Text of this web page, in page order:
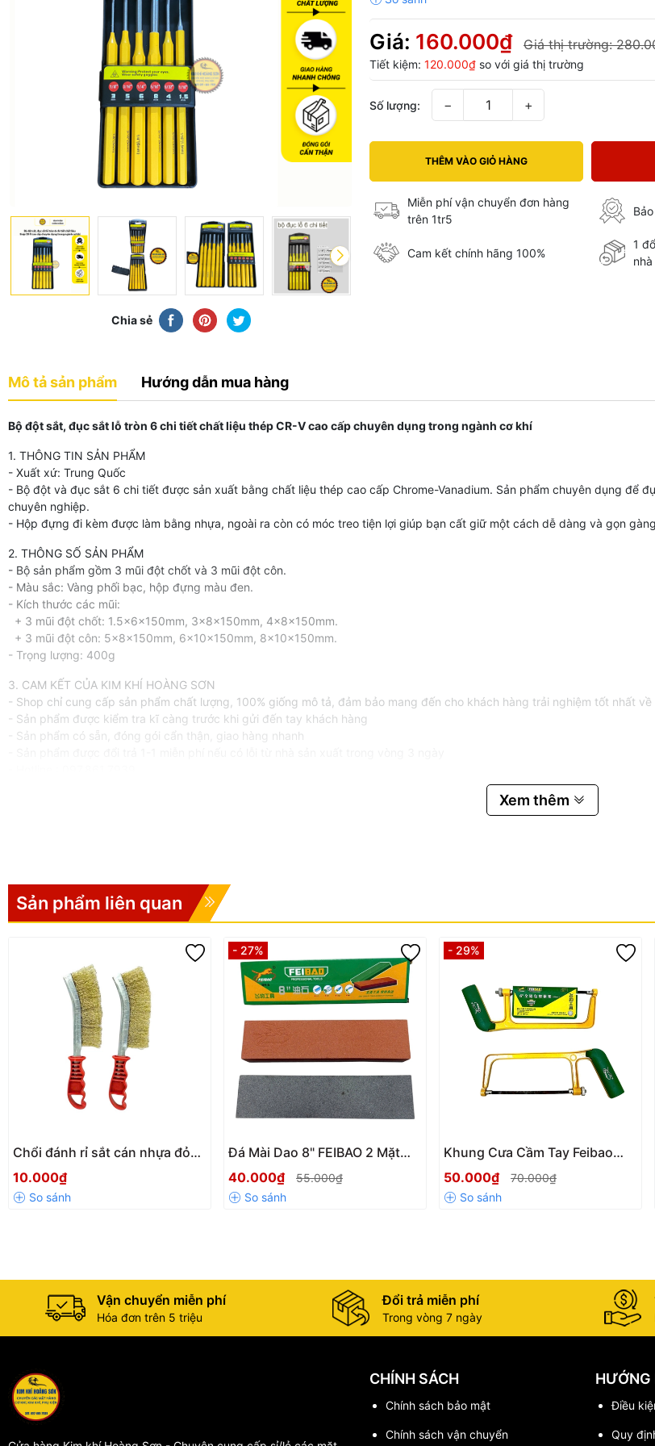
Chia sẻ
Giá: 160.000₫ Giá thị trường:
Tiết kiệm: 120.000₫ so với giá thị trường
Số lượng: − +
THÊM VÀO GIỎ HÀNG
Miễn phí vận chuyển đơn hàng
trên 1tr5
Cam kết chính hãng 100%
1
Mô tả sản phẩm Hướng dẫn mua hàng
Bộ đột sắt, đục sắt lỗ tròn 6 chi tiết chất liệu thép CR-V cao cấp chuyên dụng trong ngành cơ khí
1. THÔNG TIN SẢN PHẨM
- Xuất xứ: Trung Quốc
- Bộ đột và đục sắt 6 chi tiết được sản xuất bằng chất liệu thép cao cấp Chrome-Vanadium. Sản phẩm chuyên dụng để
chuyên nghiệp.
- Hộp đựng đi kèm được làm bằng nhựa, ngoài ra còn có móc treo tiện lợi giúp bạn cất giữ một cách dễ dàng và gọn
2. THÔNG SỐ SẢN PHẨM
- Bộ sản phẩm gồm 3 mũi đột chốt và 3 mũi đột côn.
- Màu sắc: Vàng phối bạc, hộp đựng màu đen.
- Kích thước các mũi:
+ 3 mũi đột chốt: 1.5x6x150mm, 3x8x150mm, 4x8x150mm.
+ 3 mũi đột côn: 5x8x150mm, 6x10x150mm, 8x10x150mm.
- Trọng lượng: 400g
3. CAM KẾT CỦA KIM KHÍ HOÀNG SƠN
- Shop chỉ cung cấp sản phẩm chất lượng, 100% giống mô tả, đảm bảo mang đến cho khách hàng trải nghiệm tốt nhất
- Sản phẩm được kiểm tra kĩ càng trước khi gửi đến tay khách hàng
- Sản phẩm có sẵn, đóng gói cẩn thận, giao hàng nhanh
KHÔNG BẢO HÀNH, ĐỔI TRẢ đối với các trường hợp bị rơi vỡ, nứt gãy... và các nguyên nhân khách quan do người dùng
Xem thêm
Sản phẩm liên quan
Chổi đánh rỉ sắt cán nhựa đỏ
chiều dài 225mm, bàn chải
đồng chà cọ rỉ sét cầm tay
chắc chắn loại đẹp
10.000₫
- 27%
Đá Mài Dao 8" FEIBAO 2 Mặt
Siêu Sắc Độ Mịn 180/320, Kích
Thước 200x50x25mm, Dụng
Cụ Mài Dao Kéo Chuyên
40.000₫ 55.000₫
- 29%
Khung Cưa Cầm Tay Feibao
Mini 6inch Nhỏ Gọn, Tiện Lợi,
Chất Liệu Chắc Chắn, Tay Cầm
Chống Trơn Trượt
50.000₫ 70.000₫
Vận chuyển miễn phí
Hóa đơn trên 5 triệu
Đổi trả miễn phí
Trong vòng 7 ngày
CHÍNH SÁCH
Chính sách bảo mật
Chính sách vận chuyển
HƯỚNG
Điều
Quy